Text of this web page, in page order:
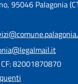
95046 Palagonia
82001870870